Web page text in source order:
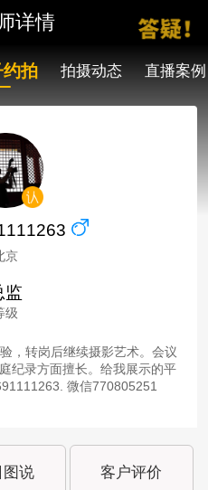
详情
拍 拍摄动态 直播案例
京
监
级
，转岗后继续摄影艺术。会议
纪录方面擅长。给我展示的平
微信770805251
图说 客户评价